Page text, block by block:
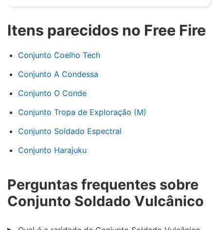
Itens parecidos no Free Fire
Conjunto Coelho Tech
Conjunto A Condessa
Conjunto O Conde
Conjunto Tropa de Exploração (M)
Conjunto Soldado Espectral
Conjunto Harajuku
Perguntas frequentes sobre
Conjunto Soldado Vulcânico